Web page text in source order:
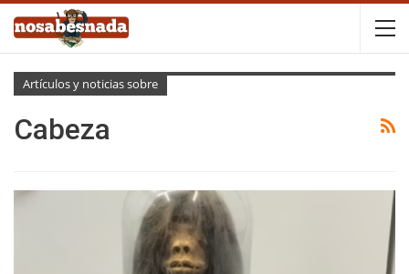
Artículos y noticias sobre
Cabeza